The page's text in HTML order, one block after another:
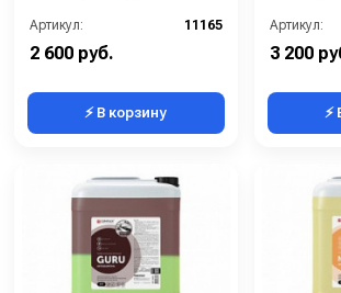
Артикул: 11165
2 600 руб.
⚡ В корзину
Артикул:
3 200
⚡